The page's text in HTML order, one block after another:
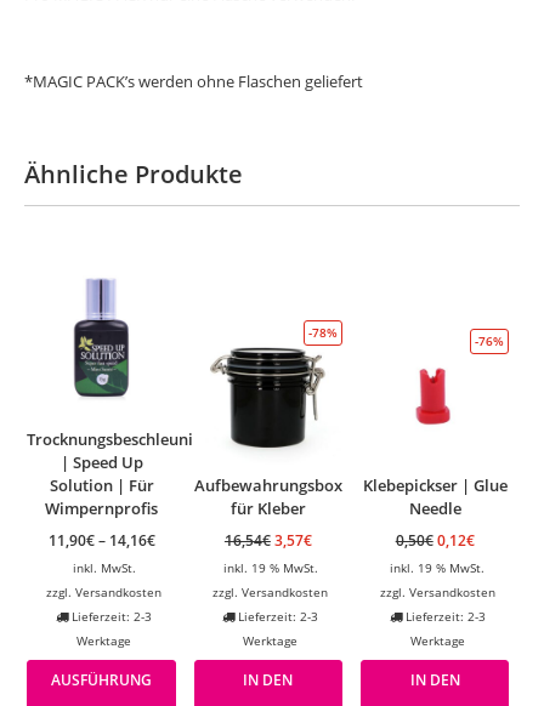
*MAGIC PACK’s werden ohne Flaschen geliefert
Ähnliche Produkte
Trocknungsbeschleuniger
| Speed Up
Solution | Für
Wimpernprofis
11,90€– 14,16€
inkl. MwSt.
zzgl.Versandkosten
Lieferzeit: 2-3
Werktage
AUSFÜHRUNG
-78%
Aufbewahrungsbox
für Kleber
16,54€3,57€
inkl. 19 % MwSt.
zzgl.Versandkosten
Lieferzeit: 2-3
Werktage
IN DEN
-76%
Klebepickser | Glue
Needle
0,50€ 0,12€
inkl. 19 % MwSt.
zzgl. Versandkosten
Lieferzeit: 2-3
Werktage
IN DEN